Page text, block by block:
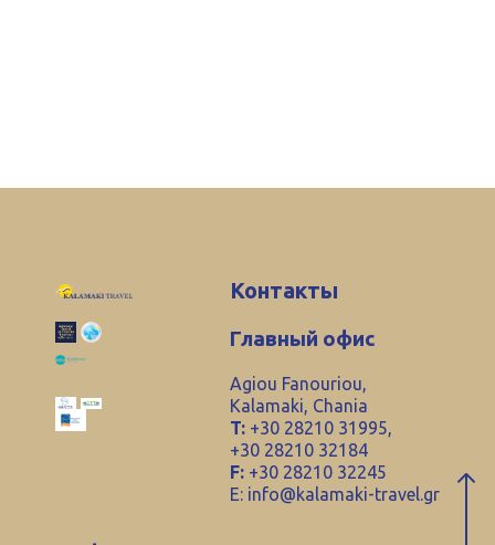
Контакты
Главный офис
Agiou Fanouriou,
Kalamaki, Chania
T: +30 28210 31995,
+30 28210 32184
F: +30 28210 32245
E: info@kalamaki-travel.gr